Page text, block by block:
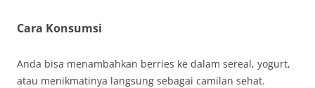
Cara Konsumsi
Anda bisa menambahkan berries ke dalam sereal, yogurt,
atau menikmatinya langsung sebagai camilan sehat.